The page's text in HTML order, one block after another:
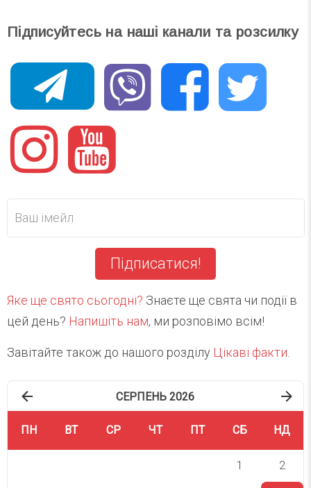
Підписуйтесь на наші канали та розсилку
Підписатися!
Яке ще свято сьогодні? Знаєте ще свята чи події в
цей день? Напишіть нам, ми розповімо всім!
Завітайте також до нашого розділу Цікаві факти
СЕРПЕНЬ 2026
ПН ВТ СР ЧТ ПТ СБ НД
1 2